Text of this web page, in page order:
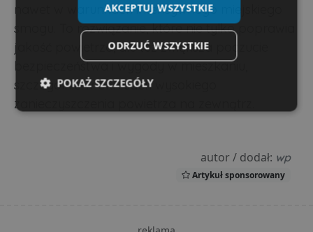
nawet w warunkach intensywnego miejskiego
smogu. To rozwiązanie, które nie tylko poprawia
jakość powietrza, ale też zwiększa poczucie
bezpieczeństwa i wygody w mieszkaniu,
szczególnie w okresach wysokiego
zanieczyszczenia powietrza na zewnątrz.
autor / dodał: wp
Artykuł sponsorowany
AKCEPTUJ WSZYSTKIE
ODRZUĆ WSZYSTKIE
POKAŻ SZCZEGÓŁY
Niezbędne Wydajność Targetowanie
Niesklasyfikowane